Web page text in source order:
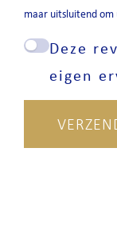
maar uitsluitend
Deze
eigen